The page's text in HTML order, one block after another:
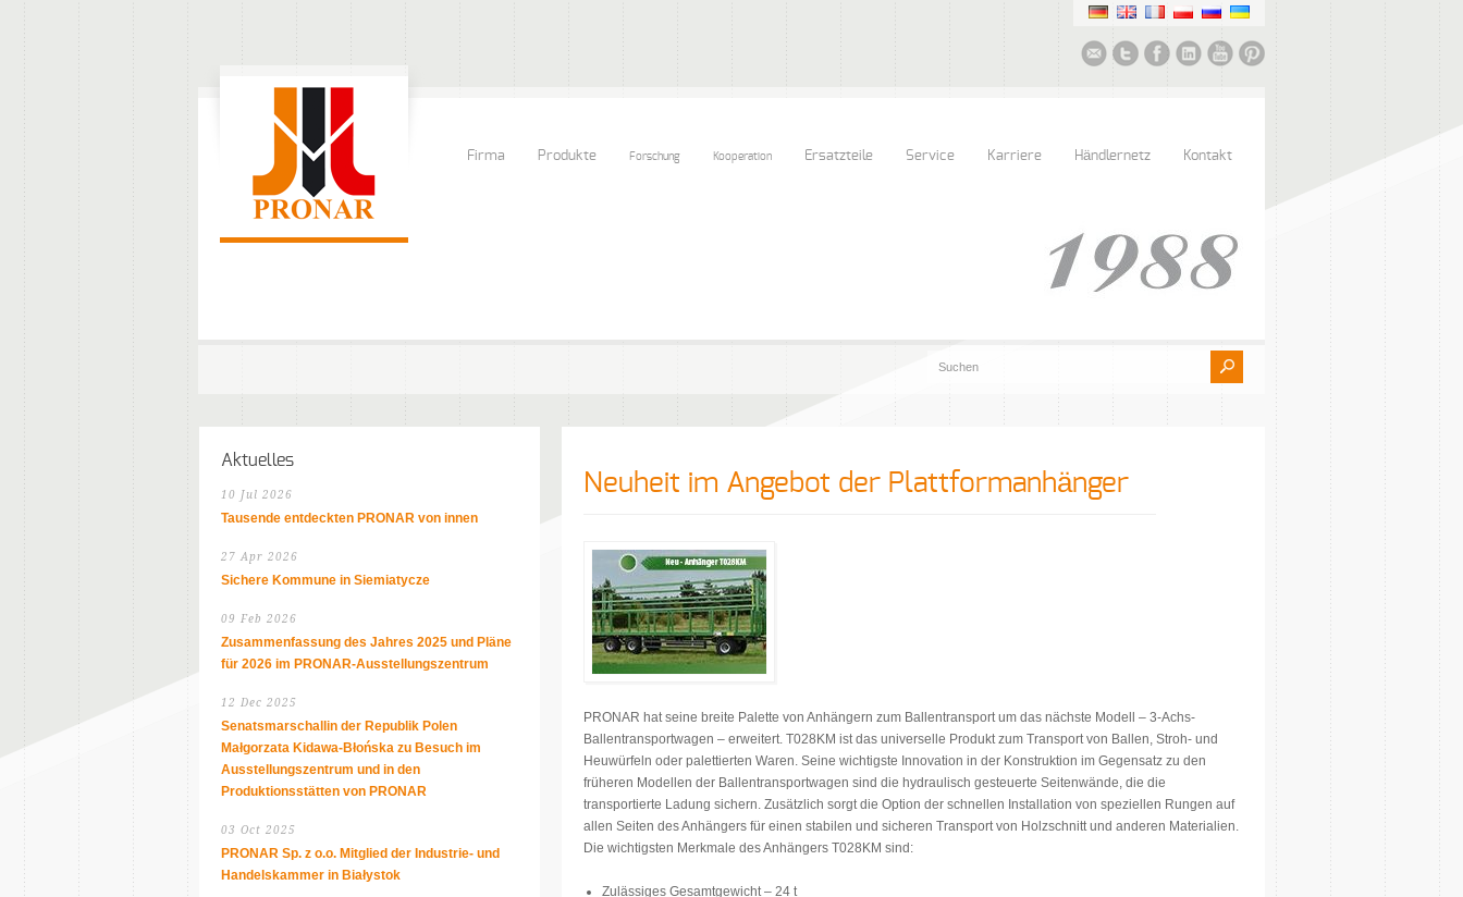
Firma Produkte Forschung Kooperation Ersatzteile Service Karriere Händlernetz Kontakt
Neuheit im Angebot der Plattformanhänger
PRONAR hat seine breite Palette von Anhängern zum Ballentransport um das nächste Modell – 3-Achs-
Ballentransportwagen – erweitert. T028KM ist das universelle Produkt zum Transport von Ballen, Stroh- und
Heuwürfeln oder palettierten Waren. Seine wichtigste Innovation in der Konstruktion im Gegensatz zu den
früheren Modellen der Ballentransportwagen sind die hydraulisch gesteuerte Seitenwände, die die
transportierte Ladung sichern. Zusätzlich sorgt die Option der schnellen Installation von speziellen Rungen auf
allen Seiten des Anhängers für einen stabilen und sicheren Transport von Holzschnitt und anderen Materialien.
Die wichtigsten Merkmale des Anhängers T028KM sind:
Zulässiges Gesamtgewicht – 24 t
Aktuelles
10 Jul 2026
Tausende entdeckten PRONAR von innen
27 Apr 2026
Sichere Kommune in Siemiatycze
09 Feb 2026
Zusammenfassung des Jahres 2025 und Pläne
für 2026 im PRONAR-Ausstellungszentrum
12 Dec 2025
Senatsmarschallin der Republik Polen
Małgorzata Kidawa-Błońska zu Besuch im
Ausstellungszentrum und in den
Produktionsstätten von PRONAR
03 Oct 2025
PRONAR Sp. z o.o. Mitglied der Industrie- und
Handelskammer in Białystok